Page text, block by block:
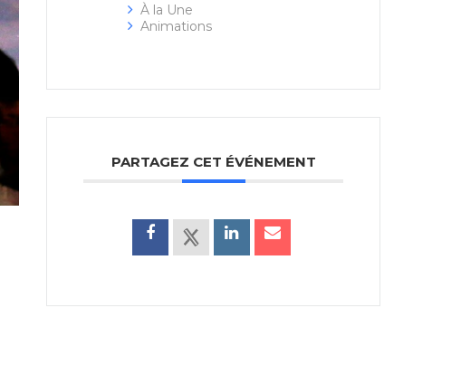
À la Une
Animations
PARTAGEZ CET ÉVÉNEMENT